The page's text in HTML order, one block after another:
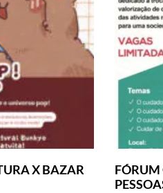
X BAZAR
FÓRUM